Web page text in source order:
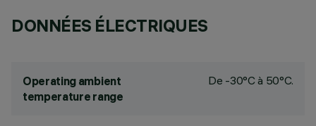
DONNÉES ÉLECTRIQUES
Operating ambient
temperature range
De -30°C à 50°C.